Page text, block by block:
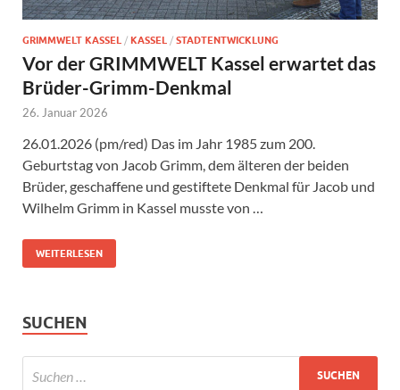
GRIMMWELT KASSEL / KASSEL / STADTENTWICKLUNG
Vor der GRIMMWELT Kassel erwartet das
Brüder-Grimm-Denkmal
26. Januar 2026
26.01.2026 (pm/red) Das im Jahr 1985 zum 200.
Geburtstag von Jacob Grimm, dem älteren der beiden
Brüder, geschaffene und gestiftete Denkmal für Jacob und
Wilhelm Grimm in Kassel musste von …
WEITERLESEN
SUCHEN